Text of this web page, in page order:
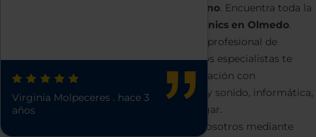
Virginia Molpeceres . hace 3
años
Electrohogar Serrano. Encuentra toda la
Euronics en Olmedo.
Acércate y recibe el mejor asesoramiento profesional de
cualquiera de nuestros productos. Nuestros especialistas te
ayudarán a resolver todas tus dudas en relación con
electrodomésticos, productos de imagen y sonido, informática,
de climatización o para la limpieza del hogar.
Otra opción es ponerte en contacto con nosotros mediante